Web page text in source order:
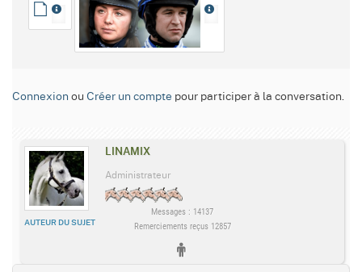
Connexion ou Créer un compte pour participer à la conversation.
LINAMIX
AUTEUR DU SUJET
Administrateur
Messages : 14137
Remerciements reçus 12857